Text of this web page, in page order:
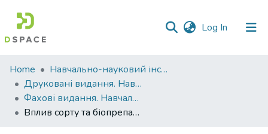
Log In (current)
Communities
&
Collections
All of DSpace
Home
Навчально-науковий інститут агротехнологій, селекції та екології
Друковані видання. Навчально-науковий інститут агротехнологій, селекції та екології
Фахові видання. Навчально-науковий інститут агротехнологій, селекції та екології
Вплив сорту та біопрепарату на формування продуктивного потенціалу ячменю ярого